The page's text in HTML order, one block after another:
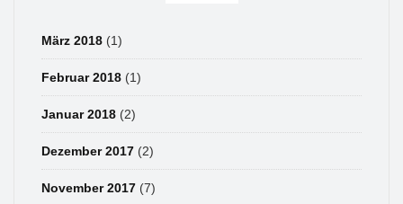
März 2018 (1)
Februar 2018 (1)
Januar 2018 (2)
Dezember 2017 (2)
November 2017 (7)